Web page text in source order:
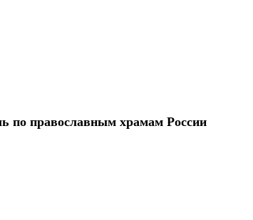
по православным храмам России